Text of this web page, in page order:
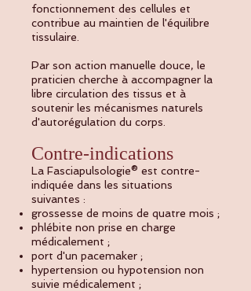
fonctionnement des cellules et
contribue au maintien de l'équilibre
tissulaire.
Par son action manuelle douce, le
praticien cherche à accompagner la
libre circulation des tissus et à
soutenir les mécanismes naturels
d'autorégulation du corps.
Contre-indications
La Fasciapulsologie® est contre-
indiquée dans les situations
suivantes :
grossesse de moins de quatre mois ;
phlébite non prise en charge
médicalement ;
port d'un pacemaker ;
hypertension ou hypotension non
suivie médicalement ;